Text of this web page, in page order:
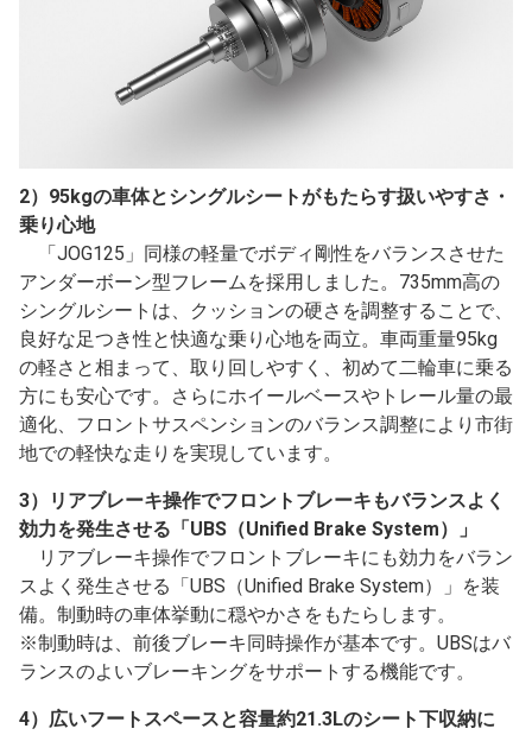
2）95kgの車体とシングルシートがもたらす扱いやすさ・
乗り心地
「JOG125」同様の軽量でボディ剛性をバランスさせた
アンダーボーン型フレームを採用しました。735mm高の
シングルシートは、クッションの硬さを調整することで、
良好な足つき性と快適な乗り心地を両立。車両重量95kg
の軽さと相まって、取り回しやすく、初めて二輪車に乗る
方にも安心です。さらにホイールベースやトレール量の最
適化、フロントサスペンションのバランス調整により市街
地での軽快な走りを実現しています。
3）リアブレーキ操作でフロントブレーキもバランスよく
効力を発生させる「UBS（Unified Brake System）」
リアブレーキ操作でフロントブレーキにも効力をバラン
スよく発生させる「UBS（Unified Brake System）」を装
備。制動時の車体挙動に穏やかさをもたらします。
※制動時は、前後ブレーキ同時操作が基本です。UBSはバ
ランスのよいブレーキングをサポートする機能です。
4）広いフートスペースと容量約21.3Lのシート下収納に